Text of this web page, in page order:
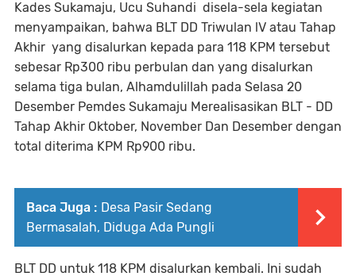
Kades Sukamaju, Ucu Suhandi disela-sela kegiatan
menyampaikan, bahwa BLT DD Triwulan lV atau Tahap
Akhir yang disalurkan kepada para 118 KPM tersebut
sebesar Rp300 ribu perbulan dan yang disalurkan
selama tiga bulan, Alhamdulillah pada Selasa 20
Desember Pemdes Sukamaju Merealisasikan BLT - DD
Tahap Akhir Oktober, November Dan Desember dengan
total diterima KPM Rp900 ribu.
Baca Juga : Desa Pasir Sedang
Bermasalah, Diduga Ada Pungli
BLT DD untuk 118 KPM disalurkan kembali. Ini sudah